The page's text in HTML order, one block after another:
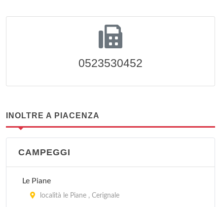
0523530452
INOLTRE A PIACENZA
CAMPEGGI
Le Piane
località le Piane , Cerignale